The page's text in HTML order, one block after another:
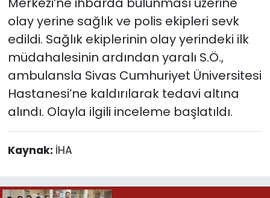
olay yerine sağlık ve polis ekipleri sevk
edildi. Sağlık ekiplerinin olay yerindeki ilk
müdahalesinin ardından yaralı S.Ö.,
ambulansla Sivas Cumhuriyet Üniversitesi
Hastanesi’ne kaldırılarak tedavi altına
alındı. Olayla ilgili inceleme başlatıldı.
Kaynak: İHA